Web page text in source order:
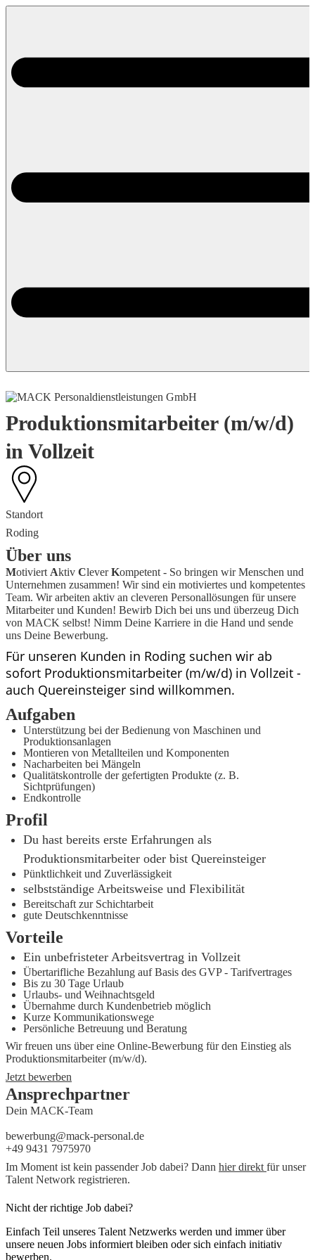
Produktionsmitarbeiter (m/w/d)
in Vollzeit
Standort
Roding
Über uns
Motiviert Aktiv CleverKompetent - So bringen wir Menschen und
Unternehmen zusammen! Wir sind ein motiviertes und kompetentes
Team. Wir arbeiten aktiv an cleveren Personallösungen für unsere
Mitarbeiter und Kunden! Bewirb Dich bei uns und überzeug Dich
von MACK selbst! Nimm Deine Karriere in die Hand und sende
uns Deine Bewerbung.
Für unseren Kunden in Roding suchen wir ab
sofort Produktionsmitarbeiter (m/w/d) in Vollzeit -
auch Quereinsteiger sind willkommen.
Aufgaben
Unterstützung bei der Bedienung von Maschinen und
Produktionsanlagen
Montieren von Metallteilen und Komponenten
Nacharbeiten bei Mängeln
Qualitätskontrolle der gefertigten Produkte (z. B.
Sichtprüfungen)
Endkontrolle
Profil
Du hast bereits erste Erfahrungen als
Produktionsmitarbeiter oder bist Quereinsteiger
Pünktlichkeit und Zuverlässigkeit
selbstständige Arbeitsweise und Flexibilität
Bereitschaft zur Schichtarbeit
gute Deutschkenntnisse
Vorteile
Ein unbefristeter Arbeitsvertrag in Vollzeit
Übertarifliche Bezahlung auf Basis des GVP - Tarifvertrages
Bis zu 30 Tage Urlaub
Urlaubs- und Weihnachtsgeld
Übernahme durch Kundenbetrieb möglich
Kurze Kommunikationswege
Persönliche Betreuung und Beratung
Wir freuen uns über eine Online-Bewerbung für den Einstieg als
Produktionsmitarbeiter (m/w/d).
Jetzt bewerben
Ansprechpartner
Dein MACK-Team
bewerbung@mack-personal.de
+49 9431 7975970
Im Moment ist kein passender Job dabei? Dann hier direkt für unser
Talent Network registrieren.
Nicht der richtige Job dabei?
Einfach Teil unseres Talent Netzwerks werden und immer über
unsere neuen Jobs informiert bleiben oder sich einfach initiativ
bewerben.